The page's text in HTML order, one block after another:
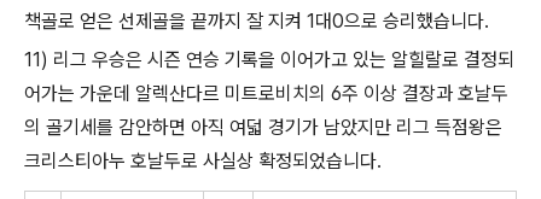
책골로 얻은 선제골을 끝까지 잘 지켜 1대0으로 승리했습니다.
11) 리그 우승은 시즌 연승 기록을 이어가고 있는 알힐랄로 결정되
어가는 가운데 알렉산다르 미트로비치의 6주 이상 결장과 호날두
의 골기세를 감안하면 아직 여덟 경기가 남았지만 리그 득점왕은
크리스티아누 호날두로 사실상 확정되었습니다.